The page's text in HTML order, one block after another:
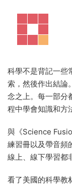
科學不是背記一些
索，然後作出結論
念之上。每一部分
程中學會知識和方
與《Science
練習冊以及帶音頻
線上、線下學習都
看了美國的科學教